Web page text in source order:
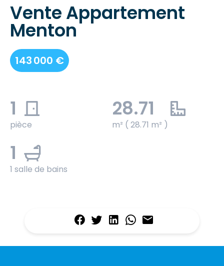
Vente Appartement
Menton
143 000 €
1
pièce
28.71
m² ( 28.71 m² )
1
1 salle de bains